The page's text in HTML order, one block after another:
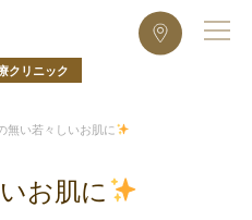
クリニック
無い若々しいお肌に
お肌に